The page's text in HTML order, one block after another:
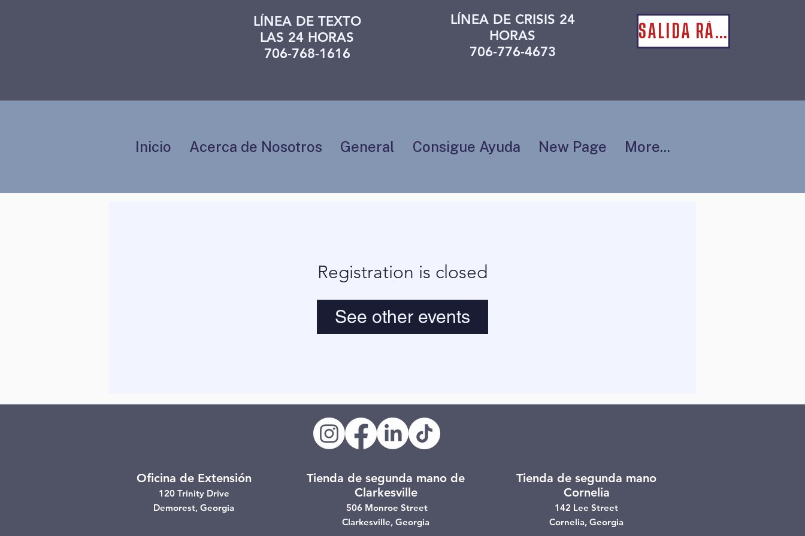
LÍNEA DE TEXTO
LAS 24 HORAS
706-768-1616
LÍNEA DE CRISIS 24
HORAS
706-776-4673
Inicio Acerca de Nosotros General Consigue Ayuda New Page More...
Registration is closed
See other events
Oficina de Extensión
120 Trinity Drive
Demorest, Georgia
Tienda de segunda mano de
Clarkesville
506 Monroe Street
Clarkesville, Georgia
Tienda de segunda mano
Cornelia
142 Lee Street
Cornelia, Georgia